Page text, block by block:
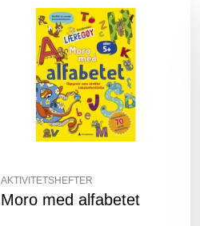
AKTIVITETSHEFTER
Moro med alfabetet